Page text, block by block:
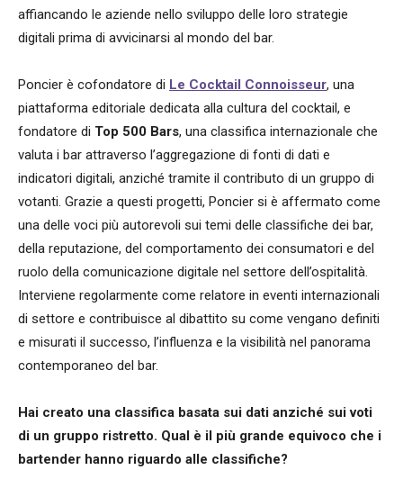
affiancando le aziende nello sviluppo delle loro strategie
digitali prima di avvicinarsi al mondo del bar.
Poncier è cofondatore di Le Cocktail Connoisseur, una
piattaforma editoriale dedicata alla cultura del cocktail, e
fondatore di Top 500 Bars, una classifica internazionale che
valuta i bar attraverso l’aggregazione di fonti di dati e
indicatori digitali, anziché tramite il contributo di un gruppo di
votanti. Grazie a questi progetti, Poncier si è affermato come
una delle voci più autorevoli sui temi delle classifiche dei bar,
della reputazione, del comportamento dei consumatori e del
ruolo della comunicazione digitale nel settore dell’ospitalità.
Interviene regolarmente come relatore in eventi internazionali
di settore e contribuisce al dibattito su come vengano definiti
e misurati il successo, l’influenza e la visibilità nel panorama
contemporaneo del bar.
Hai creato una classifica basata sui dati anziché sui voti
di un gruppo ristretto. Qual è il più grande equivoco che i
bartender hanno riguardo alle classifiche?